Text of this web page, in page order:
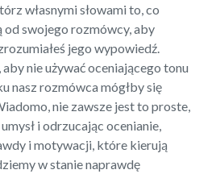
własnymi słowami to, co
od swojego rozmówcy, aby
jego wypowiedź.
nie używać oceniającego tonu
nasz rozmówca mógłby się
nie zawsze jest to proste,
i odrzucając ocenianie,
i motywacji, które kierują
w stanie naprawdę